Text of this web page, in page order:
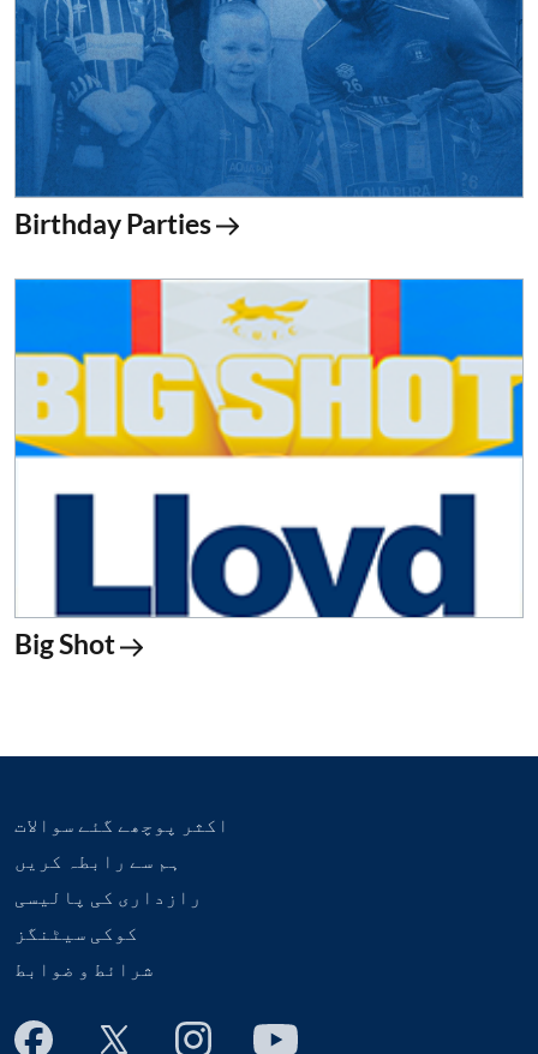
Birthday Parties
Big Shot
اکثر پوچھے گئے سوالات
ہم سے رابطہ کریں
رازداری کی پالیسی
کوکی سیٹنگز
شرائط و ضوابط